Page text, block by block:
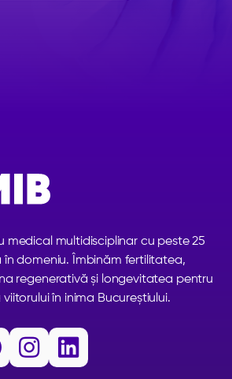
medical multidisciplinar cu peste 25
în domeniu. Îmbinăm fertilitatea,
regenerativă și longevitatea pentru
în inima Bucureștiului.
 